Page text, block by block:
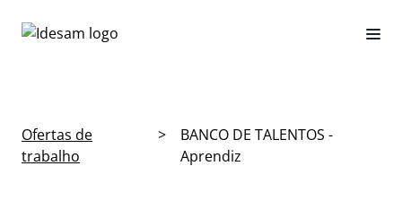
Ofertas de
trabalho
>
BANCO DE TALENTOS -
Aprendiz